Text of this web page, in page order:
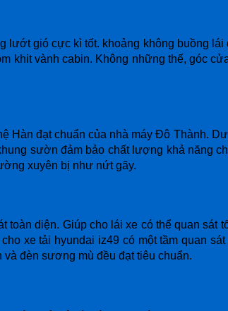
lướt gió cực kì tốt. khoảng không buồng
khit vành cabin. Không những thế, góc
Hàn đạt chuẩn của nhà máy Đô Thành.
sườn đảm bảo chất lượng khả năng
xuyên bị như nứt gãy.
diện. Giúp cho lái xe có thể quan
xe tải hyundai iz49 có một tầm quan
đèn sương mù đều đạt tiêu chuẩn.